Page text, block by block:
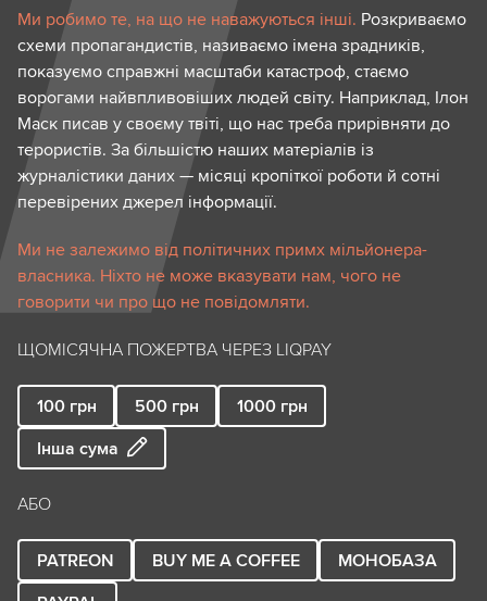
Ми робимо те, на що не наважуються інші. Розкриваємо
схеми пропагандистів, називаємо імена зрадників,
показуємо справжні масштаби катастроф, стаємо
ворогами найвпливовіших людей світу. Наприклад, Ілон
Маск писав у своєму твіті, що нас треба прирівняти до
терористів. За більшістю наших матеріалів із
журналістики даних — місяці кропіткої роботи й сотні
перевірених джерел інформації.
Ми не залежимо від політичних примх мільйонера-
власника. Ніхто не може вказувати нам, чого не
говорити чи про що не повідомляти.
ЩОМІСЯЧНА ПОЖЕРТВА ЧЕРЕЗ LIQPAY
100 грн 500 грн 1000 грн
Інша сума
АБО
PATREON BUY ME A COFFEE
МОНОБАЗА